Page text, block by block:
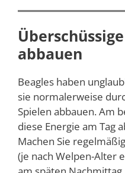
abbauen
Beagles haben
sie normalerweise
Spielen abbauen. Am
diese Energie am Tag
Machen Sie
(je nach Welpen-Alter